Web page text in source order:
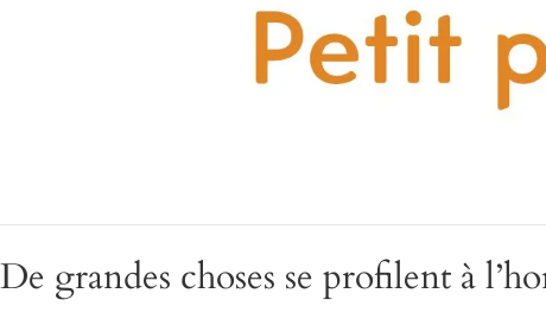
De grandes choses se profilent à